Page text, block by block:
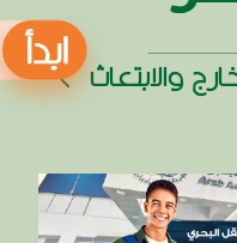
والابتعاث